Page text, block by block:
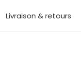
Livraison & retours